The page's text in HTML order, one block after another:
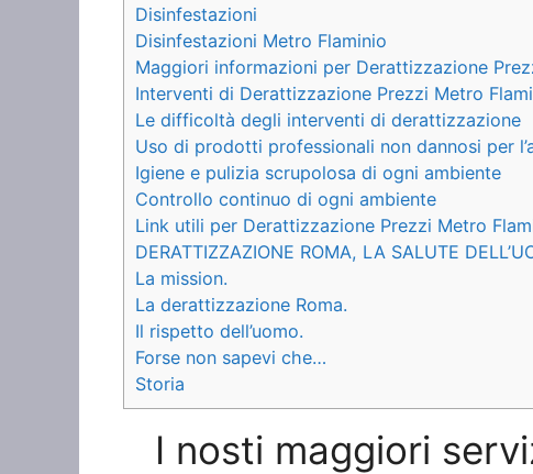
Disinfestazioni
Disinfestazioni Metro Flaminio
Maggiori informazioni per Derattizzazione
Interventi di Derattizzazione Prezzi Metro
Le difficoltà degli interventi di derattizzazione
Uso di prodotti professionali non dannosi per
Igiene e pulizia scrupolosa di ogni ambiente
Controllo continuo di ogni ambiente
Link utili per Derattizzazione Prezzi Metro
DERATTIZZAZIONE ROMA, LA SALUTE
La mission.
La derattizzazione Roma.
Il rispetto dell’uomo.
Forse non sapevi che…
Storia
I nosti maggiori